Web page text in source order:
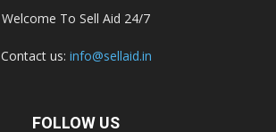
Welcome To Sell Aid 24/7
Contact us: info@sellaid.in
FOLLOW US